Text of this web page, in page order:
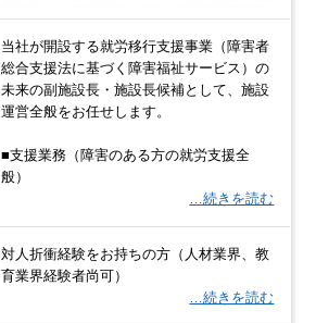
当社が開設する就労移行支援事業（障害者
総合支援法に基づく障害福祉サービス）の
未来の副施設長・施設長候補として、施設
運営全般をお任せします。
■支援業務（障害のある方の就労支援全
般）
…続きを読む
対人折衝経験をお持ちの方（人材業界、教
育業界経験者尚可）
…続きを読む